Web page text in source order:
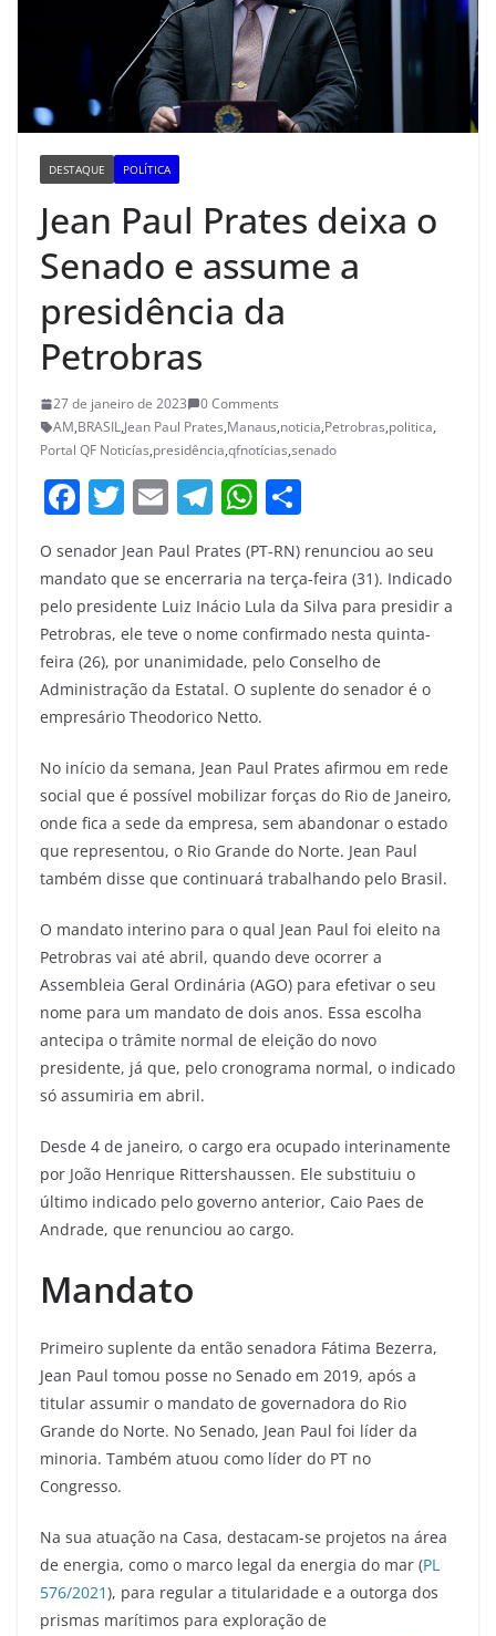
DESTAQUE POLÍTICA
Jean Paul Prates deixa o
Senado e assume a
presidência da
Petrobras
27 de janeiro de 2023
0 Comments
AM,BRASIL,Jean Paul Prates,Manaus,noticia,Petrobras,politica,
Portal QF Noticías,presidência,qfnotícias,senado
F
a
c
e
b
o
o
T
itt
er
E
m
ai
l
T
e
gr
a
m
W
at
s
A
p
p
ar
e
O senador Jean Paul Prates (PT-RN) renunciou ao seu
mandato que se encerraria na terça-feira (31). Indicado
pelo presidente Luiz Inácio Lula da Silva para presidir a
Petrobras, ele teve o nome confirmado nesta quinta-
feira (26), por unanimidade, pelo Conselho de
Administração da Estatal. O suplente do senador é o
empresário Theodorico Netto.
No início da semana, Jean Paul Prates afirmou em rede
social que é possível mobilizar forças do Rio de Janeiro,
onde fica a sede da empresa, sem abandonar o estado
que representou, o Rio Grande do Norte. Jean Paul
também disse que continuará trabalhando pelo Brasil.
O mandato interino para o qual Jean Paul foi eleito na
Petrobras vai até abril, quando deve ocorrer a
Assembleia Geral Ordinária (AGO) para efetivar o seu
nome para um mandato de dois anos. Essa escolha
antecipa o trâmite normal de eleição do novo
presidente, já que, pelo cronograma normal, o indicado
só assumiria em abril.
Desde 4 de janeiro, o cargo era ocupado interinamente
por João Henrique Rittershaussen. Ele substituiu o
último indicado pelo governo anterior, Caio Paes de
Andrade, que renunciou ao cargo.
Mandato
Primeiro suplente da então senadora Fátima Bezerra,
Jean Paul tomou posse no Senado em 2019, após a
titular assumir o mandato de governadora do Rio
Grande do Norte. No Senado, Jean Paul foi líder da
minoria. Também atuou como líder do PT no
Congresso.
Na sua atuação na Casa, destacam-se projetos na área
de energia, como o marco legal da energia do mar (PL
576/2021), para regular a titularidade e a outorga dos
prismas marítimos para exploração de